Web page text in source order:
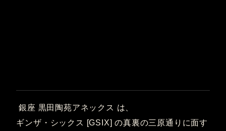
銀座 黒田陶苑アネックス は、
ギンザ・シックス [GSIX] の真裏の三原通りに面す